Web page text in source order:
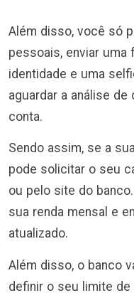
Além disso, você só
pessoais, enviar
identidade e uma
aguardar a análise
conta.
Sendo assim, se a
pode solicitar o seu
ou pelo site do
sua renda mensal e
atualizado.
Além disso, o banco
definir o seu limite